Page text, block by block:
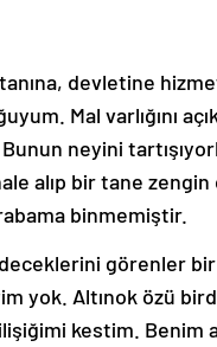
devletine
Mal varlığını
Bunun neyini
alıp bir tane zengin
binmemiştir.
görenler
yok. Altınok özü
kestim. Benim